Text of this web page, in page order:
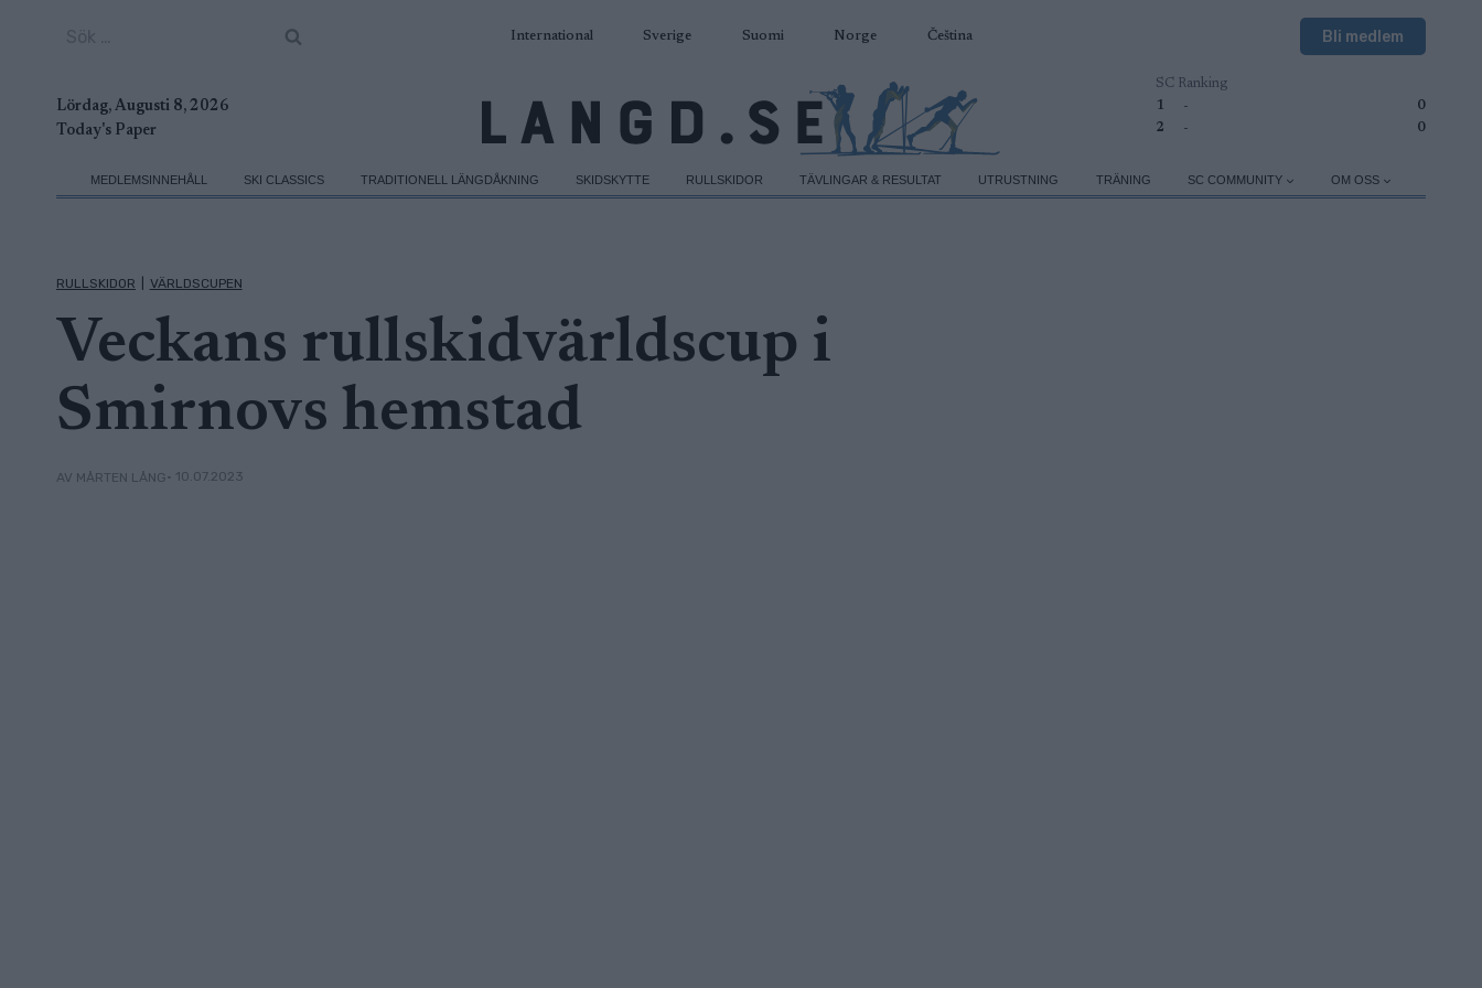
International Sverige Suomi Norge Čeština Bli medlem
Lördag, Augusti 8, 2026
Today's Paper
SC Ranking
1
-
0
2
- 0
MEDLEMSINNEHÅLL SKI CLASSICS TRADITIONELL LÄNGDÅKNING SKIDSKYTTE RULLSKIDOR TÄVLINGAR & RESULTAT UTRUSTNING TRÄNING SC COMMUNITY OM OSS
RULLSKIDOR VÄRLDSCUPEN
Veckans rullskidvärldscup i
Smirnovs hemstad
AV MÅRTEN LÅNG• 10.07.2023